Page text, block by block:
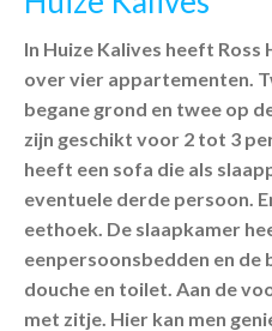
In Huize Kalives heeft
over vier appartementen.
begane grond en twee op
zijn geschikt voor 2 tot 3
heeft een sofa die als
eventuele derde persoon.
eethoek. De slaapkamer
eenpersoonsbedden en
douche en toilet. Aan de
met zitje. Hier kan men